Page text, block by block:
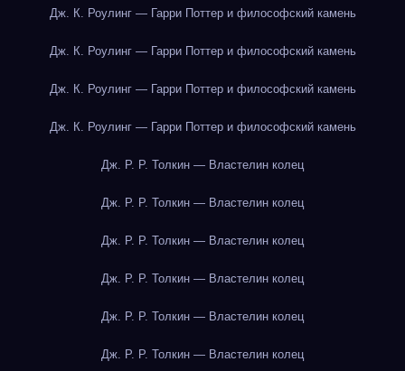
Дж. К. Роулинг — Гарри Поттер и философский камень
Дж. К. Роулинг — Гарри Поттер и философский камень
Дж. К. Роулинг — Гарри Поттер и философский камень
Дж. К. Роулинг — Гарри Поттер и философский камень
Дж. Р. Р. Толкин — Властелин колец
Дж. Р. Р. Толкин — Властелин колец
Дж. Р. Р. Толкин — Властелин колец
Дж. Р. Р. Толкин — Властелин колец
Дж. Р. Р. Толкин — Властелин колец
Дж. Р. Р. Толкин — Властелин колец